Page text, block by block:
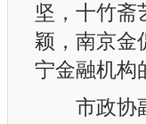
坚，十竹斋
颖，南京金
宁金融机构
市政协副